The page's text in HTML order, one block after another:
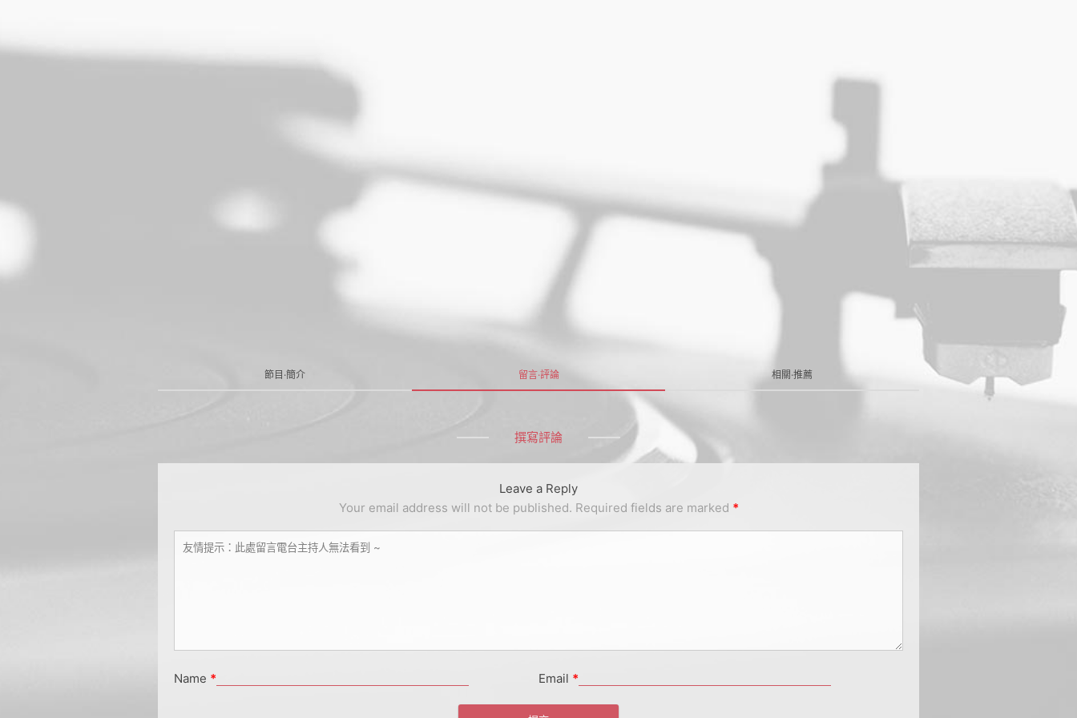
節目·簡介 留言·評論 相關·推薦
撰寫評論
Leave a Reply
Your email address will not be published. Required fields are marked *
Name * Email *